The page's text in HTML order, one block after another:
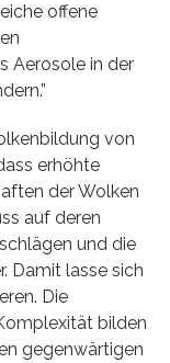
offene
Aerosole in der
von
erhöhte
der Wolken
auf deren
und die
Damit lasse sich
Die
bilden
gegenwärtigen